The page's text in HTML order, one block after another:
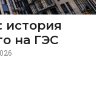
история
на ГЭС